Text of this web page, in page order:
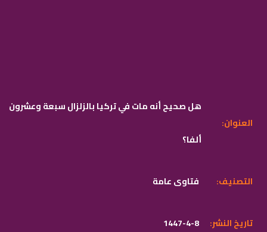
هل صحيح أنه مات في تركيا بالزلزال سبعة وعشرون
ألفا؟
:العنوان
فتاوى عامة :التصنيف
1447-4-8 :تاريخ النشر